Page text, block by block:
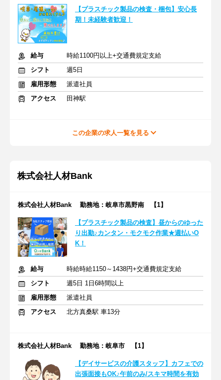
【プラスチック製品の検査・梱包】安心長
期！未経験者歓迎！
給与
時給1100円以上+交通費規定支給
シフト
週5日
雇用形態
派遣社員
アクセス
田神駅
この企業の求人一覧を見る
株式会社人材Bank
株式会社人材Bank 勤務地：岐阜市黒野南 【1】
【プラスチック製品の検査】昼からのゆった
り出勤♪カンタン・モクモク作業★週払いO
K！
給与
時給時給1150～1438円+交通費規定支給
シフト
週5日 1日6時間以上
雇用形態
派遣社員
アクセス
北方真桑駅 車13分
株式会社人材Bank 勤務地：岐阜市 【1】
【デイサービスの介護スタッフ】カフェでの
出張面接もOK♪午前のみ/スキマ時間を有効